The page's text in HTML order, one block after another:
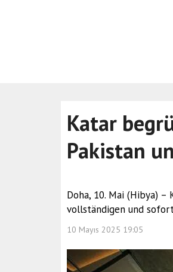
Katar
Pakistan
Doha, 10. Mai (Hibya)
vollständigen und
10 Mayıs 2025 19:05